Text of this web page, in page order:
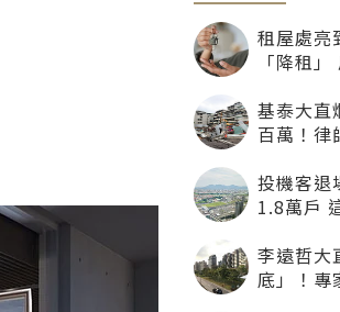
租屋處亮
「降租
基泰大直
百萬！律
投機客退
1.8萬戶
李遠哲大
底」！專